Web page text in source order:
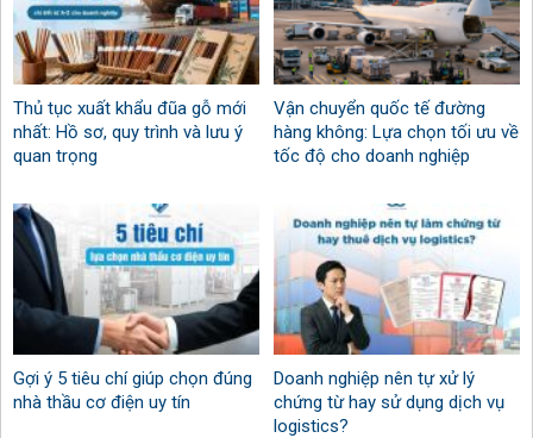
Thủ tục xuất khẩu đũa gỗ mới
nhất: Hồ sơ, quy trình và lưu ý
quan trọng
Vận chuyển quốc tế đường
hàng không: Lựa chọn tối ưu về
tốc độ cho doanh nghiệp
Gợi ý 5 tiêu chí giúp chọn đúng
nhà thầu cơ điện uy tín
Doanh nghiệp nên tự xử lý
chứng từ hay sử dụng dịch vụ
logistics?